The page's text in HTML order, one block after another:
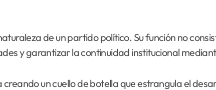
de un partido político. Su función no
y garantizar la continuidad institucional
un cuello de botella que estrangula el